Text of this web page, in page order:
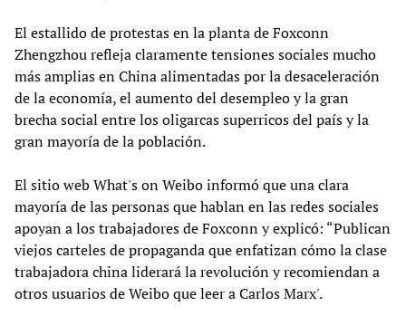
El estallido de protestas en la planta de Foxconn
Zhengzhou refleja claramente tensiones sociales mucho
más amplias en China alimentadas por la desaceleración
de la economía, el aumento del desempleo y la gran
brecha social entre los oligarcas superricos del país y la
gran mayoría de la población.
El sitio web What's on Weibo informó que una clara
mayoría de las personas que hablan en las redes sociales
apoyan a los trabajadores de Foxconn y explicó: “Publican
viejos carteles de propaganda que enfatizan cómo la clase
trabajadora china liderará la revolución y recomiendan a
otros usuarios de Weibo que leer a Carlos Marx'.